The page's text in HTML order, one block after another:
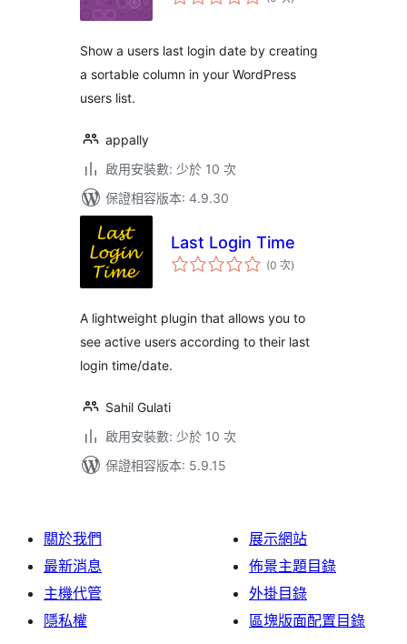
Show a users last login date by creating
a sortable column in your WordPress
users list.
appally
啟用安裝數: 少於 10 次
保證相容版本: 4.9.30
Last Login Time
(0 次評
分)
A lightweight plugin that allows you to
see active users according to their last
login time/date.
Sahil Gulati
啟用安裝數: 少於 10 次
保證相容版本: 5.9.15
關於我們
最新消息
主機代管
隱私權
展示網站
佈景主題目錄
外掛目錄
區塊版面配置目錄